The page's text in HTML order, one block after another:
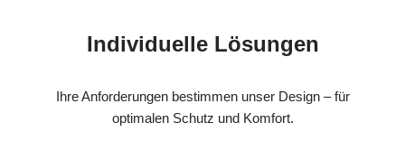
Individuelle Lösungen
Ihre Anforderungen bestimmen unser Design – für
optimalen Schutz und Komfort.